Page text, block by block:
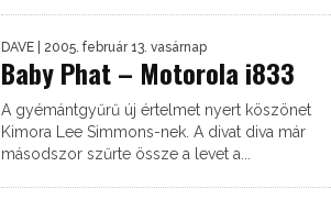
DAVE | 2005. február 13. vasárnap
Baby Phat – Motorola i833
A gyémántgyűrű új értelmet nyert köszönet
Kimora Lee Simmons-nek. A divat diva már
másodszor szűrte össze a levet a...